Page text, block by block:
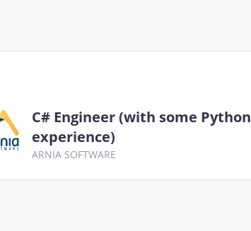
C# Engineer (with some Python
experience)
ARNIA SOFTWARE